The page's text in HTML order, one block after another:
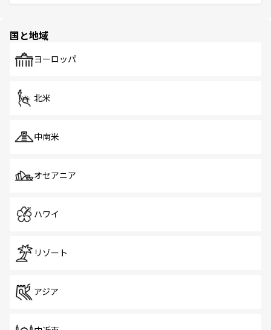
で、ホーカーズは地元の風情を楽しめる外せないスポット
国と地域
ヨーロッパ
北米
中南米
オセアニア
ハワイ
リゾート
アジア